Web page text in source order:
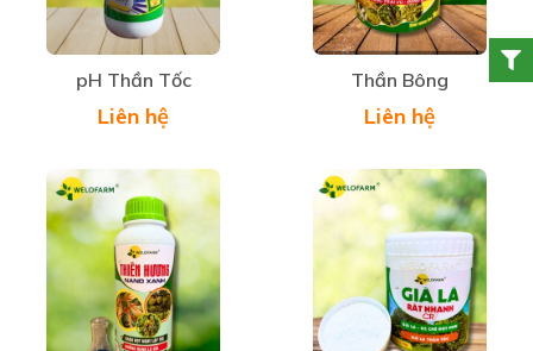
pH Thần Tốc
Liên hệ
Thần Bông
Liên hệ